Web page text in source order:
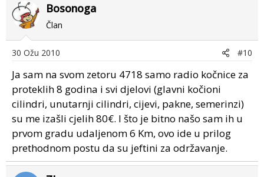
Bosonoga
Član
30 Ožu 2010 #10
Ja sam na svom zetoru 4718 samo radio kočnice za
proteklih 8 godina i svi djelovi (glavni kočioni
cilindri, unutarnji cilindri, cijevi, pakne, semerinzi)
su me izašli cjelih 80€. I što je bitno našo sam ih u
prvom gradu udaljenom 6 Km, ovo ide u prilog
prethodnom postu da su jeftini za održavanje.